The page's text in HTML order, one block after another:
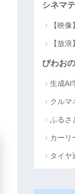
シネマ
【映
【放
びわお
生成AI
クルマ
ふるさ
カーリ
タイヤ